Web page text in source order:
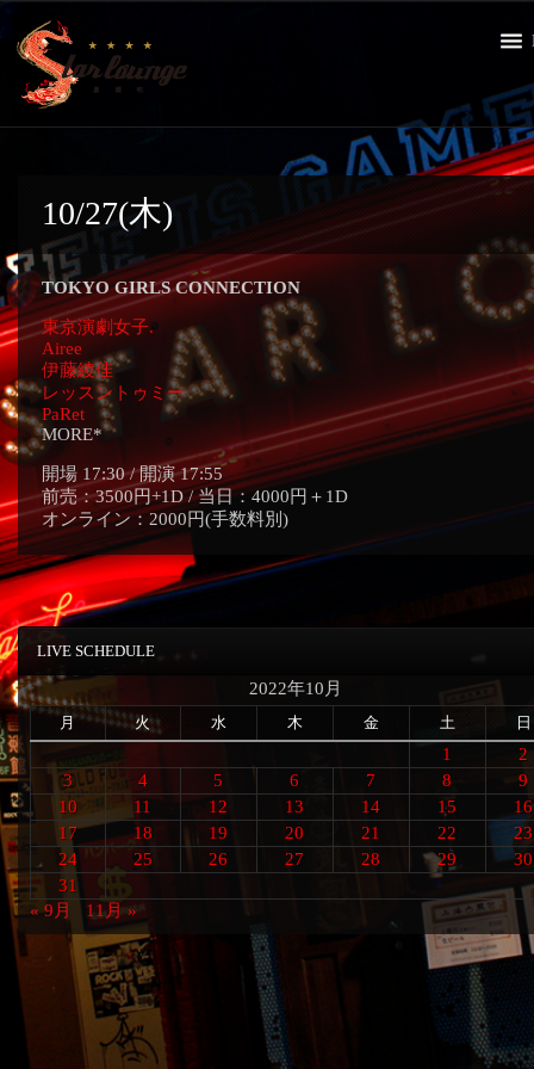
10/27(木)
TOKYO GIRLS CONNECTION
東京演劇女子.
Airee
伊藤綾佳
レッスントゥミー
PaRet
MORE*
開場 17:30 / 開演 17:55
前売：3500円+1D / 当日：4000円＋1D
オンライン：2000円(手数料別)
LIVE SCHEDULE
2022年10月
月 火 水 木 金 土 日
1
2
3
4 5 6 7 8
9
10
11 12 13 14 15
16
17
18 19 20 21 22
23
24
25 26 27 28 29
30
31
« 9月
11月 »